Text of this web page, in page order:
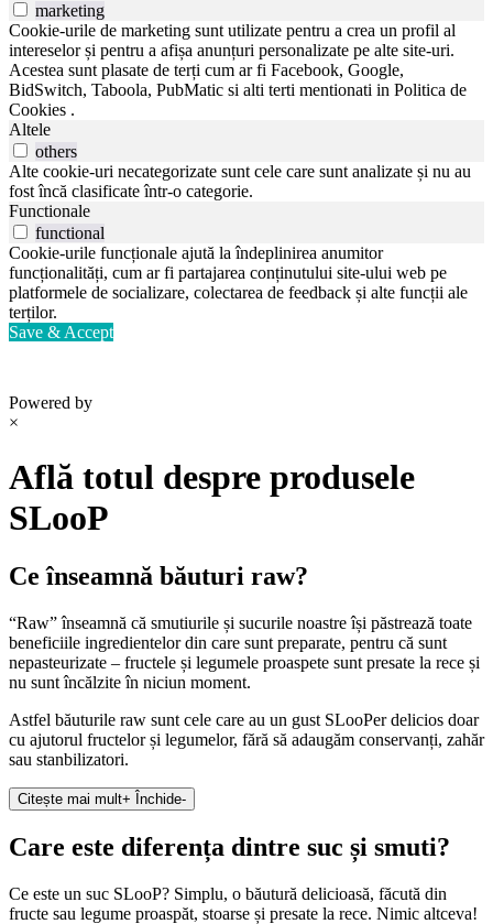
marketing
Cookie-urile de marketing sunt utilizate pentru a crea un profil al
intereselor și pentru a afișa anunțuri personalizate pe alte site-uri.
Acestea sunt plasate de terți cum ar fi Facebook, Google,
BidSwitch, Taboola, PubMatic si alti terti mentionati in Politica de
Cookies .
Altele
others
Alte cookie-uri necategorizate sunt cele care sunt analizate și nu au
fost încă clasificate într-o categorie.
Functionale
functional
Cookie-urile funcționale ajută la îndeplinirea anumitor
funcționalități, cum ar fi partajarea conținutului site-ului web pe
platformele de socializare, colectarea de feedback și alte funcții ale
terților.
Save & Accept
Powered by
×
Află totul despre produsele
SLooP
Ce înseamnă băuturi raw?
“Raw” înseamnă că smutiurile și sucurile noastre își păstrează toate
beneficiile ingredientelor din care sunt preparate, pentru că sunt
nepasteurizate – fructele și legumele proaspete sunt presate la rece și
nu sunt încălzite în niciun moment.
Astfel băuturile raw sunt cele care au un gust SLooPer delicios doar
cu ajutorul fructelor și legumelor, fără să adaugăm conservanți, zahăr
sau stanbilizatori.
Citește mai mult+ Închide-
Care este diferența dintre suc și smuti?
Ce este un suc SLooP? Simplu, o băutură delicioasă, făcută din
fructe sau legume proaspăt, stoarse și presate la rece. Nimic altceva!